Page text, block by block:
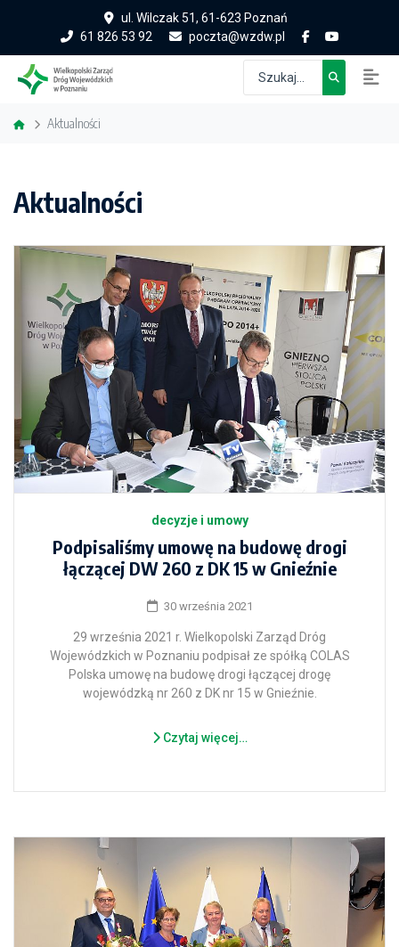
ul. Wilczak 51, 61-623 Poznań
61 826 53 92
poczta@wzdw.pl
Aktualności
Aktualności
decyzje i umowy
Podpisaliśmy umowę na budowę drogi
łączącej DW 260 z DK 15 w Gnieźnie
30 września 2021
29 września 2021 r. Wielkopolski Zarząd Dróg
Wojewódzkich w Poznaniu podpisał ze spółką COLAS
Polska umowę na budowę drogi łączącej drogę
wojewódzką nr 260 z DK nr 15 w Gnieźnie.
Czytaj więcej…